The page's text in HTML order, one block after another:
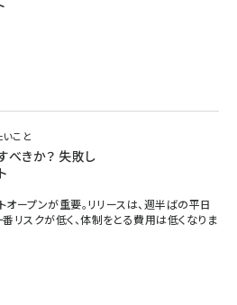
こと
べきか？ 失敗し
ープンが重要。リリースは、週半ばの平日
リスクが低く、体制をとる費用は低くなりま